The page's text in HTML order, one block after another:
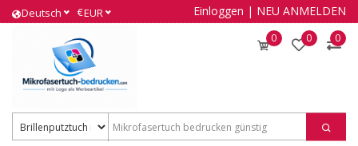
Deutsch €EUR Einloggen | NEU ANMELDEN
0 0 0